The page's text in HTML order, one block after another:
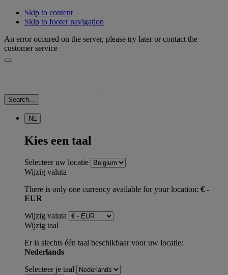
Skip to content
Skip to footer navigation
An error occured on the server, please try later or contact the
customer service
Search...
NL
Kies een taal
Selecteer uw locatie
Wijzig valuta
There is only one currency available for your location: € -
EUR
Wijzig valuta
Wijzig taal
Er is slechts één taal beschikbaar voor uw locatie:
Nederlands
Selecteer je taal